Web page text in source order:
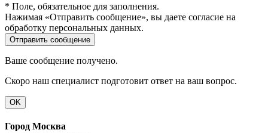
* Поле, обязательное для заполнения.
Нажимая «Отправить сообщение», вы даете согласие на
обработку персональных данных.
Ваше сообщение получено.
Скоро наш специалист подготовит ответ на ваш вопрос.
OK
Город Москва